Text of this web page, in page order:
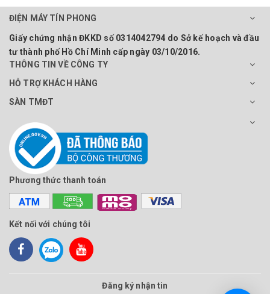
ĐIỆN MÁY TÍN PHONG
Giấy chứng nhận ĐKKD số 0314042794 do Sở kế hoạch và đầu
tư thành phố Hồ Chí Minh cấp ngày 03/10/2016.
THÔNG TIN VỀ CÔNG TY
HỖ TRỢ KHÁCH HÀNG
SÀN TMĐT
Phương thức thanh toán
Kết nối với chúng tôi
Đăng ký nhận tin